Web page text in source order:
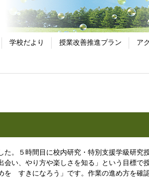
学校だより 授業改善推進プラン ア
。５時間目に校内研究・特別支援学級研究
会い、やり方や楽しさを知る」という目標
きになろう」です。作業の進め方を確認